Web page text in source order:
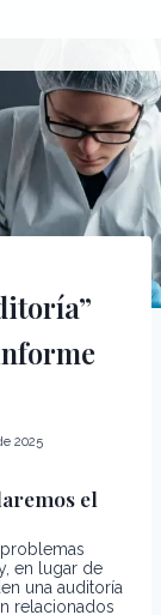
2025
el
problemas
en lugar de
una auditoría
relacionados